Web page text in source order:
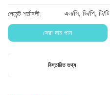
পেমেন্ট শর্তাবলী: এল/সি, ডি/পি, টি/টি
সেরা দাম পান
বিস্তারিত তথ্য